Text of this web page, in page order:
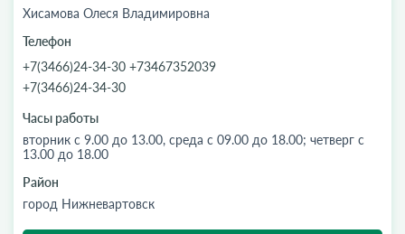
Хисамова Олеся Владимировна
Телефон
+7(3466)24-34-30 +73467352039
+7(3466)24-34-30
Часы работы
вторник с 9.00 до 13.00, среда с 09.00 до 18.00; четверг с
13.00 до 18.00
Район
город Нижневартовск